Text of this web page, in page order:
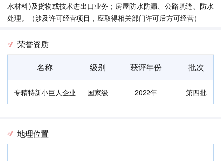
水材料)及货物或技术进出口业务；房屋防水防漏、公路填缝、防水
处理。（涉及许可经营项目，应取得相关部门许可后方可经营）
荣誉资质
名称 级别 获评年份 批次
专精特新小巨人企业 国家级 2022年 第四批
地理位置